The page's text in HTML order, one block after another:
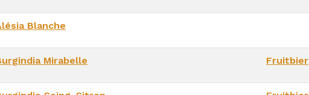
Blanche
Mirabelle Fruitbier